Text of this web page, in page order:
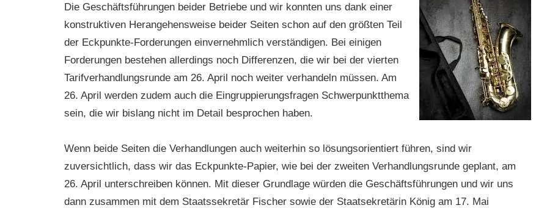
Die Geschäftsführungen beider Betriebe und wir konnten uns dank einer
konstruktiven Herangehensweise beider Seiten schon auf den größten Teil
der Eckpunkte-Forderungen einvernehmlich verständigen. Bei einigen
Forderungen bestehen allerdings noch Differenzen, die wir bei der vierten
Tarifverhandlungsrunde am 26. April noch weiter verhandeln müssen. Am
26. April werden zudem auch die Eingruppierungsfragen Schwerpunktthema
sein, die wir bislang nicht im Detail besprochen haben.
Wenn beide Seiten die Verhandlungen auch weiterhin so lösungsorientiert führen, sind wir
zuversichtlich, dass wir das Eckpunkte-Papier, wie bei der zweiten Verhandlungsrunde geplant, am
26. April unterschreiben können. Mit dieser Grundlage würden die Geschäftsführungen und wir uns
dann zusammen mit dem Staatssekretär Fischer sowie der Staatsekretärin König am 17. Mai